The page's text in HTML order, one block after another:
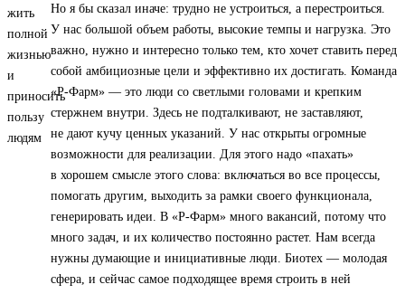
Но я бы сказал иначе: трудно не устроиться, а перестроиться.
У нас большой объем работы, высокие темпы и нагрузка. Это
важно, нужно и интересно только тем, кто хочет ставить перед
собой амбициозные цели и эффективно их достигать. Команда
«Р-Фарм» — это люди со светлыми головами и крепким
стержнем внутри. Здесь не подталкивают, не заставляют,
не дают кучу ценных указаний. У нас открыты огромные
возможности для реализации. Для этого надо «пахать»
в хорошем смысле этого слова: включаться во все процессы,
помогать другим, выходить за рамки своего функционала,
генерировать идеи. В «Р-Фарм» много вакансий, потому что
много задач, и их количество постоянно растет. Нам всегда
нужны думающие и инициативные люди. Биотех — молодая
сфера, и сейчас самое подходящее время строить в ней